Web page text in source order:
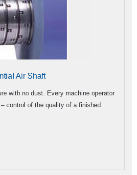
Air Shaft
with no dust. Every machine operator
control of the quality of a finished…